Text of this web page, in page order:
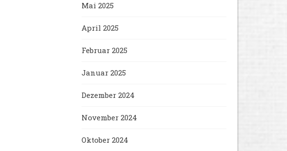
Mai 2025
April 2025
Februar 2025
Januar 2025
Dezember 2024
November 2024
Oktober 2024